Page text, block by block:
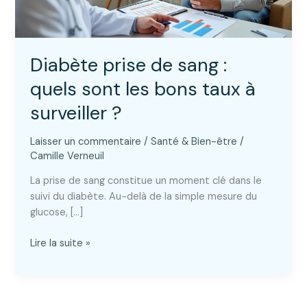
Diabète prise de sang :
quels sont les bons taux à
surveiller ?
Laisser un commentaire /Santé & Bien-être /
Camille Verneuil
La prise de sang constitue un moment clé dans le
suivi du diabète. Au-delà de la simple mesure du
glucose, […]
Diabète
Lire la suite »